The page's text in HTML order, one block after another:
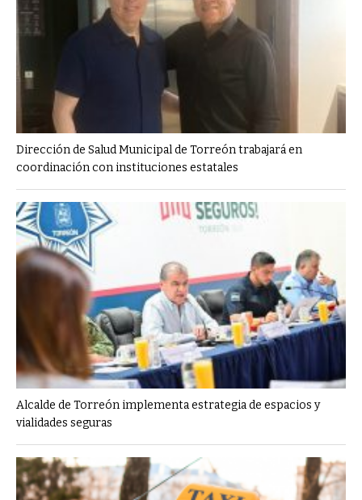
Dirección de Salud Municipal de Torreón trabajará en
coordinación con instituciones estatales
Alcalde de Torreón implementa estrategia de espacios y
vialidades seguras